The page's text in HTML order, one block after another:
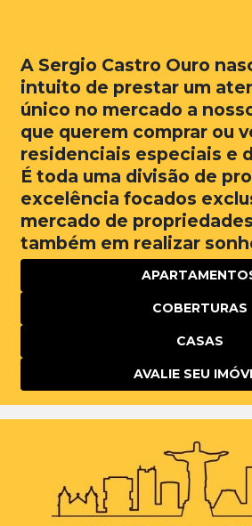
A Sergio Castro Ouro
intuito de prestar um
único no mercado a
que querem comprar ou
residenciais especiais e
É toda uma divisão de
excelência focados
mercado de
também em realizar
COBERTURAS
CASAS
AVALIE SEU